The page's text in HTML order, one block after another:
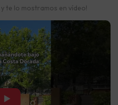
te lo mostramos en vídeo!
▶